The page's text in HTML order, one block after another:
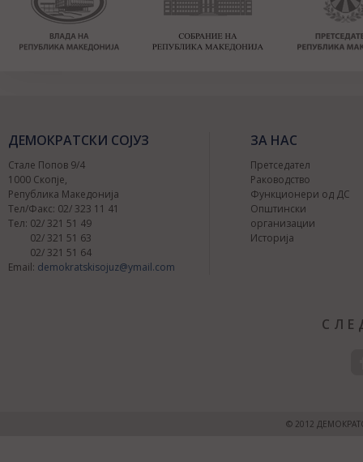
ДЕМОКРАТСКИ СОЈУЗ
Стале Попов 9/4
1000 Скопје,
Република Македонија
Тел/Факс: 02/ 323 11 41
Тел: 02/ 321 51 49
02/ 321 51 63
02/ 321 51 64
Email: demokratskisojuz@ymail.com
ЗА НАС
Претседател
Раководство
Функционери од ДС
Општински
организации
Историја
© 2012